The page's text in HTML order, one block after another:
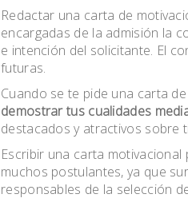
Redactar una carta de
encargadas de la admisión la
e intención del solicitante. El
futuras.
Cuando se te pide una carta
demostrar tus cualidades
destacados y atractivos sobre
Escribir una carta
muchos postulantes, ya que
responsables de la selección